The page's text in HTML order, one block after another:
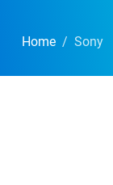
Home Sony